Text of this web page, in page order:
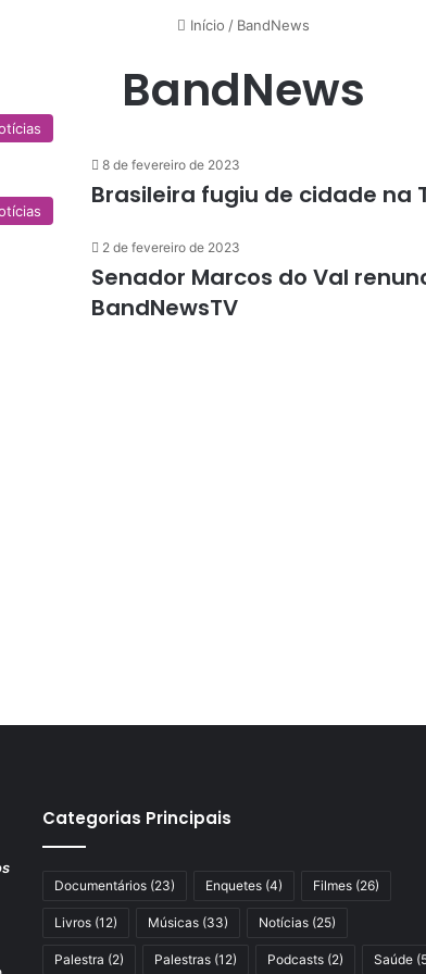
Início / BandNews
BandNews
8 de fevereiro de 2023
Brasileira fugiu de cidade na
2 de fevereiro de 2023
Senador Marcos do Val
BandNewsTV
Categorias Principais
Documentários(23) Enquetes(4) Filmes(26)
Livros(12) Músicas(33) Notícias(25)
Palestra (2) Palestras(12) Podcasts(2) Saúde